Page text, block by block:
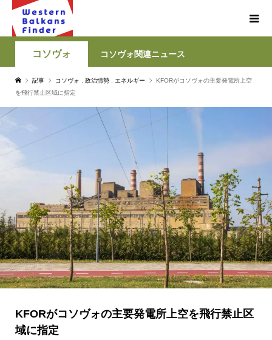
コソヴォ コソヴォ関連ニュース
記事 コソヴォ 政治情勢 エネルギー
KFORがコソヴォの主要発電所上空
を飛行禁止区域に指定
KFORがコソヴォの主要発電所上空を飛行禁止区
域に指定